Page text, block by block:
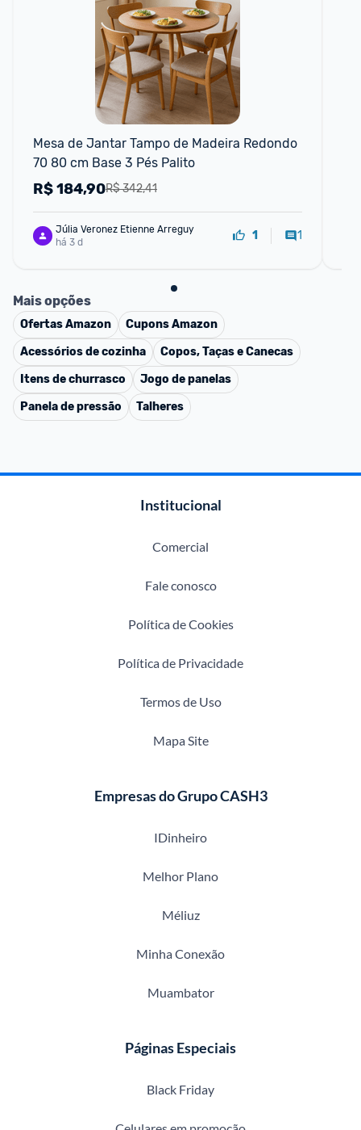
Mesa de Jantar Tampo de Madeira Redondo
70 80 cm Base 3 Pés Palito
R$ 342,41
R$184,90
Júlia Veronez Etienne Arreguy
há 3 d
1 1
Mais opções
OfertasAmazon CuponsAmazon
Acessórios de cozinha
Copos, Taças e Canecas
Itens de churrasco
Jogo de panelas
Panela de pressão
Talheres
Institucional
Comercial
Fale conosco
Política de Cookies
Política de Privacidade
Termos de Uso
Mapa Site
Empresas do Grupo CASH3
IDinheiro
Melhor Plano
Méliuz
Minha Conexão
Muambator
Páginas Especiais
Black Friday